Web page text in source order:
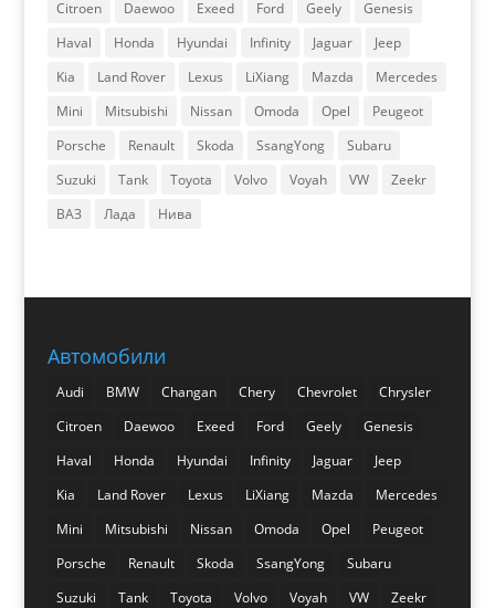
Citroen
Daewoo Exeed Ford Geely
Genesis
Haval
Honda Hyundai Infinity Jaguar
Jeep
Kia
Land Rover Lexus LiXiang Mazda
Mercedes
Mini
Mitsubishi Nissan Omoda Opel
Peugeot
Porsche
Renault Skoda SsangYong
Subaru
Suzuki
Tank Toyota Volvo Voyah VW
Zeekr
ВАЗ
Лада Нива
Автомобили
Audi BMW Changan Chery Chevrolet
Chrysler
Citroen
Daewoo Exeed Ford Geely
Genesis
Haval
Honda Hyundai Infinity Jaguar
Jeep
Kia
Land Rover Lexus LiXiang Mazda
Mercedes
Mini
Mitsubishi Nissan Omoda Opel
Peugeot
Porsche
Renault Skoda SsangYong
Subaru
Suzuki
Tank Toyota Volvo Voyah VW
Zeekr